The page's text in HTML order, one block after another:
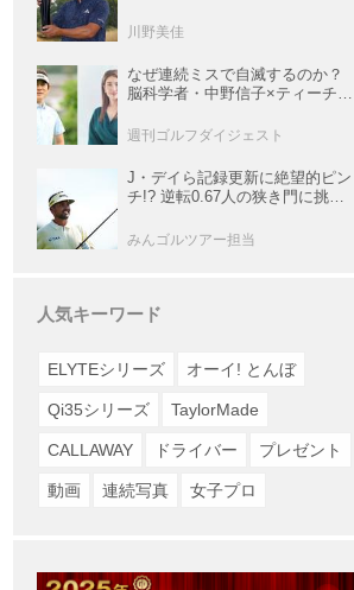
【米男子ツアー】
川野美佳
なぜ連続ミスで自滅するのか？
脳科学者・中野信子×ティーチン
攻略法
週刊ゴルフダイジェスト
J・デイら記録更新に絶望的ピン
チ!? 逆転0.67人の狭き門に挑む
ー】
みんゴルツアー担当
人気キーワード
ELYTEシリーズ オーイ! とんぼ
Qi35シリーズ TaylorMade
CALLAWAY ドライバー プレゼント
動画 連続写真 女子プロ